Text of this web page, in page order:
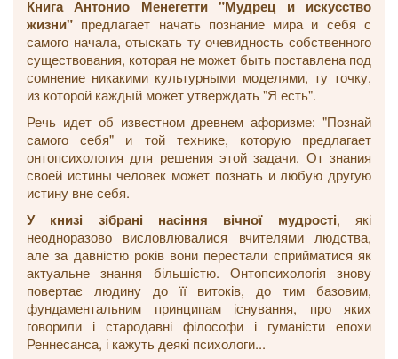
Книга Антонио Менегетти "Мудрец и искусство
жизни" предлагает начать познание мира и себя с
самого начала, отыскать ту очевидность собственного
существования, которая не может быть поставлена под
сомнение никакими культурными моделями, ту точку,
из которой каждый может утверждать "Я есть".
Речь идет об известном древнем афоризме: "Познай
самого себя" и той технике, которую предлагает
онтопсихология для решения этой задачи. От знания
своей истины человек может познать и любую другую
истину вне себя.
У книзі зібрані насіння вічної мудрості, які
неодноразово висловлювалися вчителями людства,
але за давністю років вони перестали сприйматися як
актуальне знання більшістю. Онтопсихологія знову
повертає людину до її витоків, до тим базовим,
фундаментальним принципам існування, про яких
говорили і стародавні філософи і гуманісти епохи
Реннесанса, і кажуть деякі психологи...